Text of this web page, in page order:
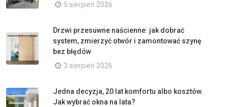
5 sierpień 2026
Drzwi przesuwne naścienne: jak dobrać
system, zmierzyć otwór i zamontować szynę
bez błędów
3 sierpień 2026
Jedna decyzja, 20 lat komfortu albo kosztów.
Jak wybrać okna na lata?